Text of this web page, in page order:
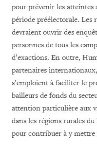
pour prévenir les
période préélectorale. Les
devraient ouvrir des
personnes de tous les
d’exactions. En outre,
partenaires
s’emploient à faciliter le
bailleurs de fonds du
attention particulière aux
dans les régions rurales
pour contribuer à y